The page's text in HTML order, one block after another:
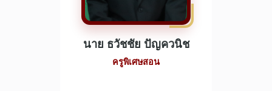
นาย ธวัชชัย ปัญควนิช
ครูพิเศษสอน